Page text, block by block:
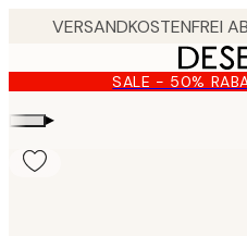
content.
SALE - 50%
▸